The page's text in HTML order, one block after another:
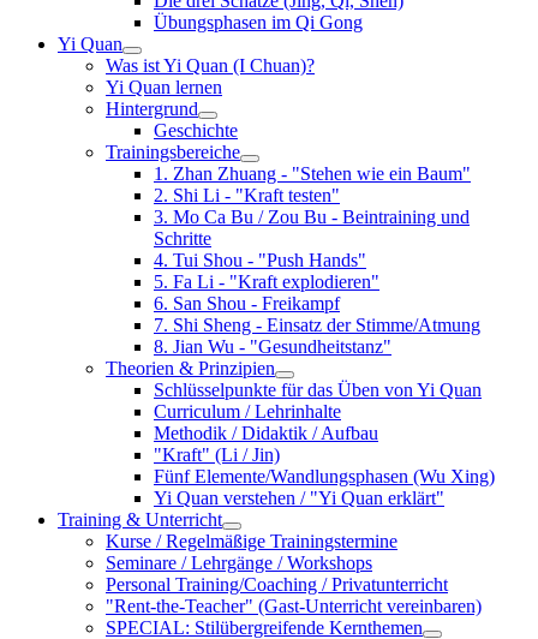
Übungsphasen im Qi Gong
Yi Quan
Was ist Yi Quan (I Chuan)?
Yi Quan lernen
Hintergrund
Geschichte
Trainingsbereiche
1. Zhan Zhuang - "Stehen wie ein Baum"
2. Shi Li - "Kraft testen"
3. Mo Ca Bu / Zou Bu - Beintraining und
Schritte
4. Tui Shou - "Push Hands"
5. Fa Li - "Kraft explodieren"
6. San Shou - Freikampf
7. Shi Sheng - Einsatz der Stimme/Atmung
8. Jian Wu - "Gesundheitstanz"
Theorien & Prinzipien
Schlüsselpunkte für das Üben von Yi Quan
Curriculum / Lehrinhalte
Methodik / Didaktik / Aufbau
"Kraft" (Li / Jin)
Fünf Elemente/Wandlungsphasen (Wu Xing)
Yi Quan verstehen / "Yi Quan erklärt"
Training & Unterricht
Kurse / Regelmäßige Trainingstermine
Seminare / Lehrgänge / Workshops
Personal Training/Coaching / Privatunterricht
"Rent-the-Teacher" (Gast-Unterricht vereinbaren)
SPECIAL: Stilübergreifende Kernthemen